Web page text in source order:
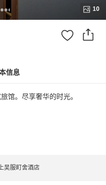
10
信息
馆。尽享奢华的时光。
吴服町舍酒店